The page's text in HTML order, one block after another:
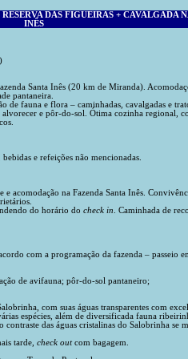
DAS FIGUEIRAS + CAVALGADA
INÊS
Santa Inês (20 km de Miranda).
pantaneira.
de fauna e flora – caminhadas, cavalgadas e
alvorecer e pôr-do-sol. Ótima cozinha regional,
e refeições não mencionadas.
acomodação na Fazenda Santa Inês.
do horário do check in . Caminhada de
com a programação da fazenda – passeio
de avifauna; pôr-do-sol pantaneiro;
com suas águas transparentes com
espécies, além de diversificada fauna
das águas cristalinas do Salobrinha se
tarde, check outcom bagagem.